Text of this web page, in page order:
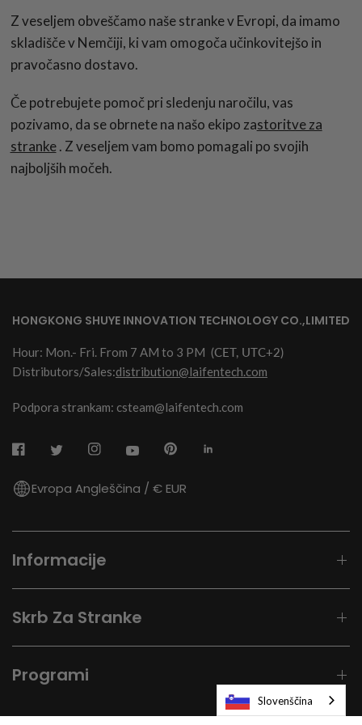
Z veseljem obveščamo naše stranke v Evropi, da imamo
skladišče v Nemčiji, ki vam omogoča učinkovitejšo in
pravočasno dostavo.
Če potrebujete pomoč pri sledenju naročilu, vas
pozivamo, da se obrnete na našo ekipo zastoritve za
stranke . Z veseljem vam bomo pomagali po svojih
najboljših močeh.
HONGKONG SHUYE INNOVATION TECHNOLOGY CO.,LIMITED
Hour: Mon.- Fri. From 7 AM to 3 PM (CET, UTC+2)
Distributors/Sales:distribution@laifentech.com
Podpora strankam: csteam@laifentech.com
Evropa Angleščina / € EUR
Informacije
Skrb Za Stranke
Programi
Slovenščina